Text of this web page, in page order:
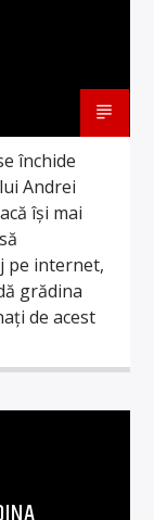
închide
Andrei
își mai
pe internet,
grădina
de acest